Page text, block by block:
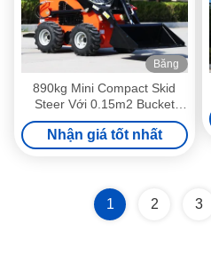
Băng
hình
890kg Mini Compact Skid
Steer Với 0.15m2 Bucket
High Strength
Nhận giá tốt nhất
1 2 3